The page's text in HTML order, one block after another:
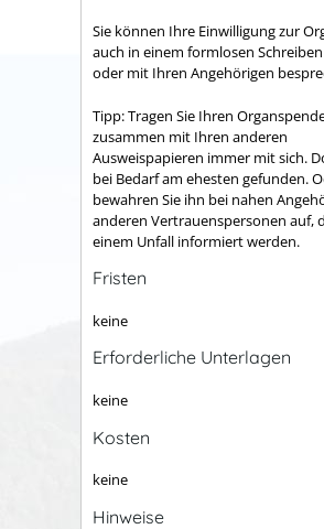
Sie können Ihre Einwilligung zur
auch in einem formlosen
oder mit Ihren Angehörigen
Tipp:Tragen Sie Ihren
zusammen mit Ihren anderen
Ausweispapieren immer mit sich.
bei Bedarf am ehesten gefunden.
bewahren Sie ihn bei nahen
anderen Vertrauenspersonen auf,
einem Unfall informiert werden.
Fristen
keine
Erforderliche Unterlagen
keine
Kosten
keine
Hinweise